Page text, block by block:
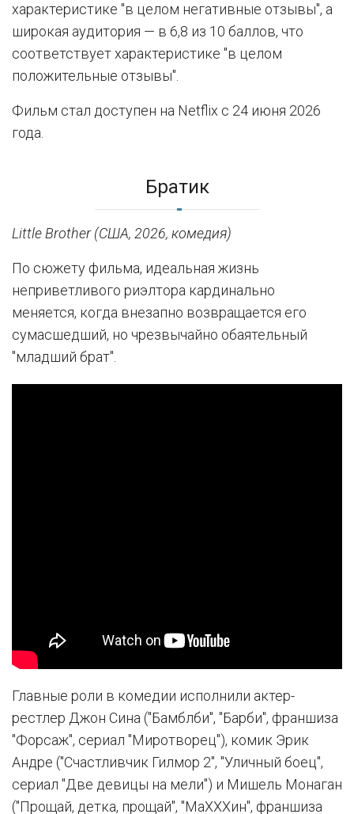
характеристике "в целом негативные отзывы", а
широкая аудитория — в 6,8 из 10 баллов, что
соответствует характеристике "в целом
положительные отзывы".
Фильм стал доступен на Netflix с 24 июня 2026
года.
Братик
Little Brother (США, 2026, комедия)
По сюжету фильма, идеальная жизнь
неприветливого риэлтора кардинально
меняется, когда внезапно возвращается его
сумасшедший, но чрезвычайно обаятельный
"младший брат".
Главные роли в комедии исполнили актер-
рестлер Джон Сина ("Бамблби", "Барби", франшиза
"Форсаж", сериал "Миротворец"), комик Эрик
Андре ("Счастливчик Гилмор 2", "Уличный боец",
сериал "Две девицы на мели") и Мишель Монаган
("Прощай, детка, прощай", "МаХХХин", франшиза